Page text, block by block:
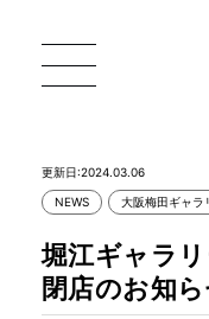
更新日:2024.03.06
NEWS 大阪梅田ギャラ
堀江ギャラ
閉店のお知